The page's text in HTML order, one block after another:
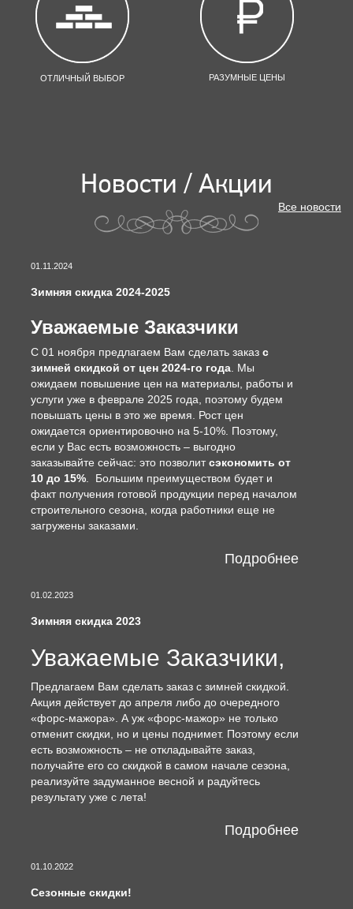
ОТЛИЧНЫЙ ВЫБОР РАЗУМНЫЕ ЦЕНЫ
Новости / Акции
Все новости
01.11.2024
Зимняя скидка 2024-2025
Уважаемые Заказчики
С 01 ноября предлагаем Вам сделать заказ с
зимней скидкой от цен 2024-го года . Мы
ожидаем повышение цен на материалы, работы и
услуги уже в феврале 2025 года, поэтому будем
повышать цены в это же время. Рост цен
ожидается ориентировочно на 5-10%. Поэтому,
если у Вас есть возможность – выгодно
заказывайте сейчас: это позволитсэкономить от
10 до 15% . Большим преимуществом будет и
факт получения готовой продукции перед началом
строительного сезона, когда работники еще не
загружены заказами.
Подробнее
01.02.2023
Зимняя скидка 2023
Уважаемые Заказчики,
Предлагаем Вам сделать заказ с зимней скидкой.
Акция действует до апреля либо до очередного
«форс-мажора». А уж «форс-мажор» не только
отменит скидки, но и цены поднимет. Поэтому если
есть возможность – не откладывайте заказ,
получайте его со скидкой в самом начале сезона,
реализуйте задуманное весной и радуйтесь
результату уже с лета!
Подробнее
01.10.2022
Сезонные скидки!